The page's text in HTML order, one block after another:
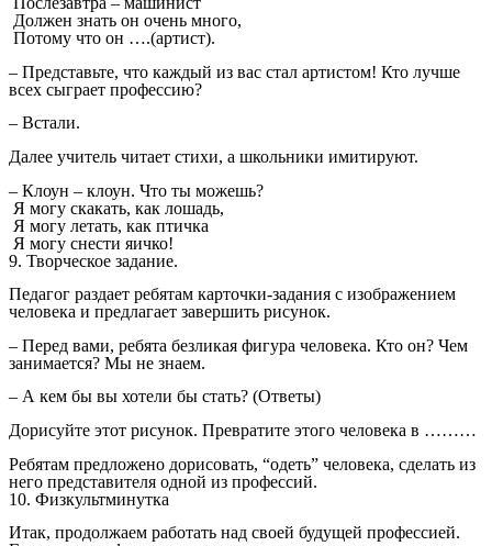
Должен знать он очень много,
Потому что он ….(артист).
– Представьте, что каждый из вас стал артистом! Кто лучше
всех сыграет профессию?
– Встали.
Далее учитель читает стихи, а школьники имитируют.
– Клоун – клоун. Что ты можешь?
Я могу скакать, как лошадь,
Я могу летать, как птичка
Я могу снести яичко!
9. Творческое задание.
Педагог раздает ребятам карточки-задания с изображением
человека и предлагает завершить рисунок.
– Перед вами, ребята безликая фигура человека. Кто он? Чем
занимается? Мы не знаем.
– А кем бы вы хотели бы стать? (Ответы)
Дорисуйте этот рисунок. Превратите этого человека в ………
Ребятам предложено дорисовать, “одеть” человека, сделать из
него представителя одной из профессий.
10. Физкультминутка
Итак, продолжаем работать над своей будущей профессией.